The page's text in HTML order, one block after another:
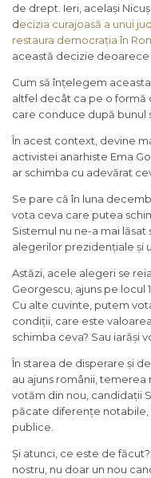
de drept. Ieri, același
decizia curajoasă a unui
restaura democrația în
această decizie deoarece
Cum să înțelegem
altfel decât ca pe o formă
care conduce după bunul
În acest context, devine
activistei anarhiste Ema
ar schimba cu adevărat
Se pare că în luna
vota ceva care putea
Sistemul nu ne-a mai lăsat
alegerilor prezidențiale și
Astăzi, acele alegeri se
Georgescu, ajuns pe locul
Cu alte cuvinte, putem
condiții, care este
schimba ceva? Sau iarăși
În starea de disperare și
au ajuns românii, temerea
votăm din nou, candidații
păcate diferențe
publice.
Și atunci, ce este de
nostru, nu doar un nou